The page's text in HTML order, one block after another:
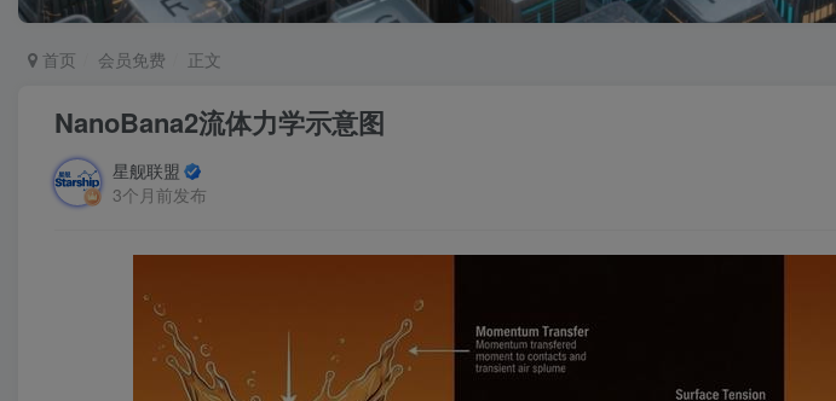
首页 会员免费 正文
NanoBana2流体力学示意图
星舰联盟
3个月前发布